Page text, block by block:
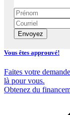
Envoyez
Vous êtes approuvé!
Faites votre
là pour vous.
Obtenez du